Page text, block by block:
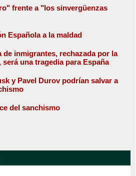
frente a "los sinvergüenzas
Española a la maldad
de inmigrantes, rechazada por la
una tragedia para España
y Pavel Durov podrían salvar a
del sanchismo